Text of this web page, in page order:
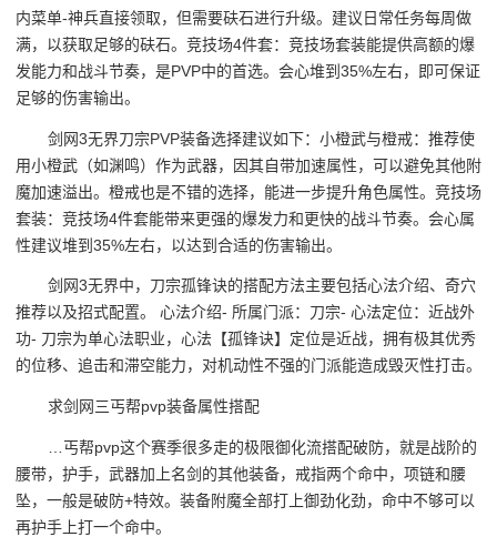
内菜单-神兵直接领取，但需要砆石进行升级。建议日常任务每周做
满，以获取足够的砆石。竞技场4件套：竞技场套装能提供高额的爆
发能力和战斗节奏，是PVP中的首选。会心堆到35%左右，即可保证
足够的伤害输出。
剑网3无界刀宗PVP装备选择建议如下：小橙武与橙戒：推荐使
用小橙武（如渊鸣）作为武器，因其自带加速属性，可以避免其他附
魔加速溢出。橙戒也是不错的选择，能进一步提升角色属性。竞技场
套装：竞技场4件套能带来更强的爆发力和更快的战斗节奏。会心属
性建议堆到35%左右，以达到合适的伤害输出。
剑网3无界中，刀宗孤锋诀的搭配方法主要包括心法介绍、奇穴
推荐以及招式配置。 心法介绍- 所属门派：刀宗- 心法定位：近战外
功- 刀宗为单心法职业，心法【孤锋诀】定位是近战，拥有极其优秀
的位移、追击和滞空能力，对机动性不强的门派能造成毁灭性打击。
求剑网三丐帮pvp装备属性搭配
…丐帮pvp这个赛季很多走的极限御化流搭配破防，就是战阶的
腰带，护手，武器加上名剑的其他装备，戒指两个命中，项链和腰
坠，一般是破防+特效。装备附魔全部打上御劲化劲，命中不够可以
再护手上打一个命中。